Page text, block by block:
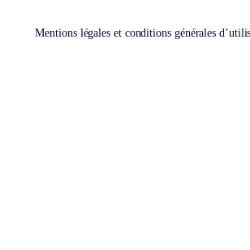
Mentions légales et conditions générales